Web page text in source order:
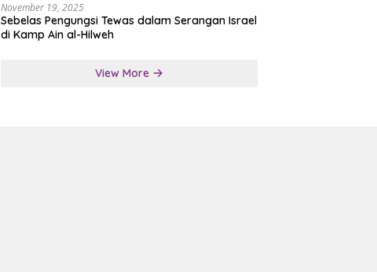
November 19, 2025
Sebelas Pengungsi Tewas dalam Serangan Israel
di Kamp Ain al-Hilweh
View More